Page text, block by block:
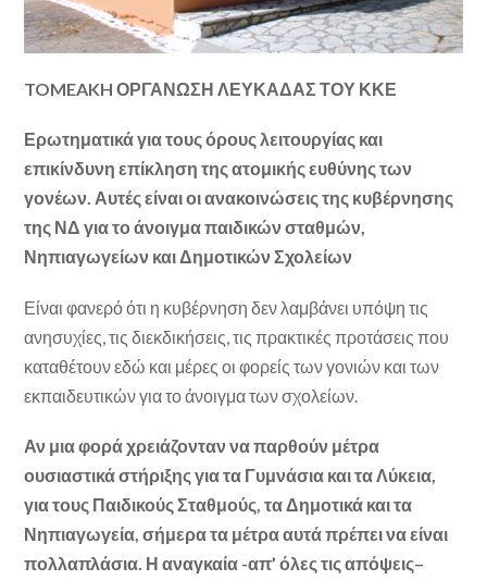
TOMEAKH ΟΡΓΑΝΩΣΗ ΛΕΥΚΑΔΑΣ ΤΟΥ ΚΚΕ
Ερωτηματικά για τους όρους λειτουργίας και
επικίνδυνη επίκληση της ατομικής ευθύνης των
γονέων. Αυτές είναι οι ανακοινώσεις της κυβέρνησης
της ΝΔ για το άνοιγμα παιδικών σταθμών,
Νηπιαγωγείων και Δημοτικών Σχολείων
Είναι φανερό ότι η κυβέρνηση δεν λαμβάνει υπόψη τις
ανησυχίες, τις διεκδικήσεις, τις πρακτικές προτάσεις που
καταθέτουν εδώ και μέρες οι φορείς των γονιών και των
εκπαιδευτικών για το άνοιγμα των σχολείων.
Αν μια φορά χρειάζονταν να παρθούν μέτρα
ουσιαστικά στήριξης για τα Γυμνάσια και τα Λύκεια,
για τους Παιδικούς Σταθμούς, τα Δημοτικά και τα
Νηπιαγωγεία, σήμερα τα μέτρα αυτά πρέπει να είναι
πολλαπλάσια. Η αναγκαία -απ’ όλες τις απόψεις–